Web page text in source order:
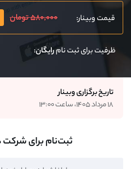
قیمت وبینار: ۵۸۰,۰۰۰ تومان
ظرفیت برای ثبت نامرایگان:
تاریخ برگزاری وبینار
۱۸ مرداد ۱۴۰۵، ساعت ۱۳:۰۰
ثبت‌نام برای شرکت